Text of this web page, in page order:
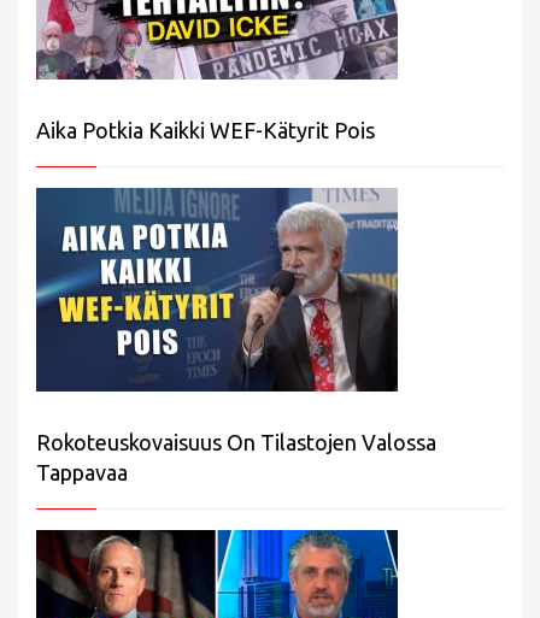
Aika Potkia Kaikki WEF-Kätyrit Pois
Rokoteuskovaisuus On Tilastojen Valossa
Tappavaa